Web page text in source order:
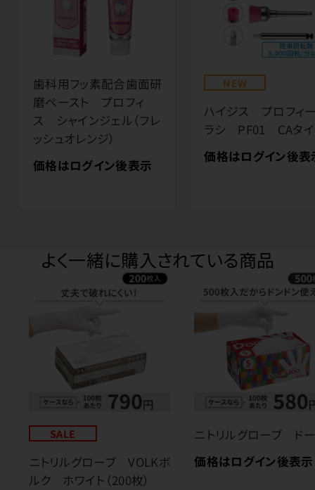
歯科用フッ素配合歯面研
磨ペースト プロフィ
ス シャインジェル（フレ
ッシュオレンジ）
価格はログイン後表示
NEW
ハイジス プロフィ
ラシ PF01 CAタ
価格はログイン後表
よく一緒に購入されている商品
SALE
ニトリルグローブ VOLKボ
ルク ホワイト（200枚）
ニトリルグローブ ド
価格はログイン後表示